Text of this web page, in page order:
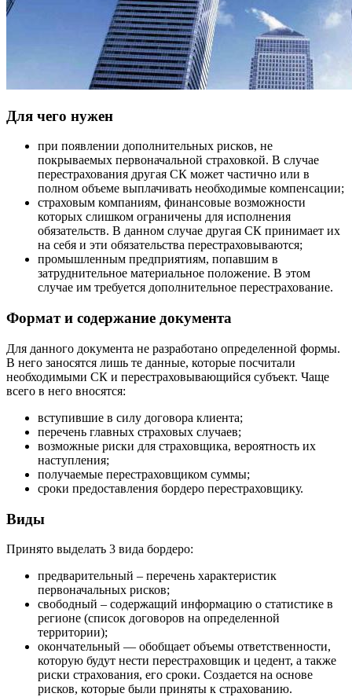
Для чего нужен
при появлении дополнительных рисков, не
покрываемых первоначальной страховкой. В случае
перестрахования другая СК может частично или в
полном объеме выплачивать необходимые компенсации;
страховым компаниям, финансовые возможности
которых слишком ограничены для исполнения
обязательств. В данном случае другая СК принимает их
на себя и эти обязательства перестраховываются;
промышленным предприятиям, попавшим в
затруднительное материальное положение. В этом
случае им требуется дополнительное перестрахование.
Формат и содержание документа
Для данного документа не разработано определенной формы.
В него заносятся лишь те данные, которые посчитали
необходимыми СК и перестраховывающийся субъект. Чаще
всего в него вносятся:
вступившие в силу договора клиента;
перечень главных страховых случаев;
возможные риски для страховщика, вероятность их
наступления;
получаемые перестраховщиком суммы;
сроки предоставления бордеро перестраховщику.
Виды
Принято выделать 3 вида бордеро:
предварительный – перечень характеристик
первоначальных рисков;
свободный – содержащий информацию о статистике в
регионе (список договоров на определенной
территории);
окончательный — обобщает объемы ответственности,
которую будут нести перестраховщик и цедент, а также
риски страхования, его сроки. Создается на основе
рисков, которые были приняты к страхованию.